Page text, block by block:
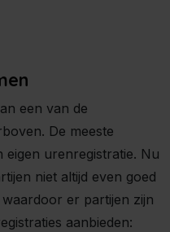
een van de
De meeste
eigen urenregistratie. Nu
niet altijd even goed
er partijen zijn
aanbieden: